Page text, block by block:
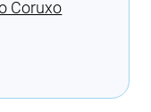
Coruxo